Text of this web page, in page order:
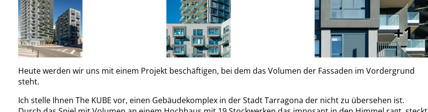
1
Heute werden wir uns mit einem Projekt beschäftigen, bei dem das Volumen der Fassaden im Vordergrund
steht.
Ich stelle Ihnen The KUBE vor, einen Gebäudekomplex in der Stadt Tarragona der nicht zu übersehen ist.